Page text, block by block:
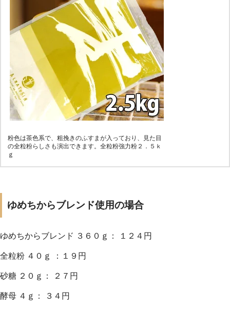
粉色は茶色系で、粗挽きのふすまが入っており、見た目
の全粒粉らしさも演出できます。全粒粉強力粉２．５ｋ
ｇ
ゆめちからブレンド使用の場合
ゆめちからブレンド ３６０ｇ： １２４円
全粒粉 ４０ｇ ：１９円
砂糖 ２０ｇ： ２７円
酵母 ４ｇ： ３４円